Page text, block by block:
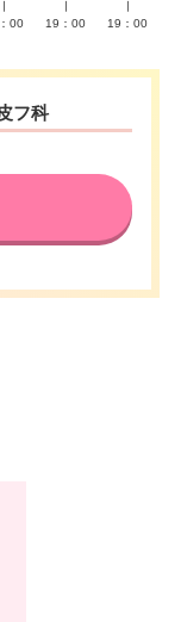
00
19：00
19：00
フ科